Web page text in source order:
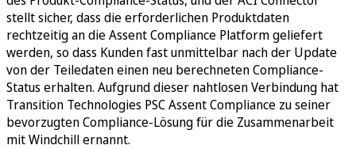
stellt sicher, dass die erforderlichen Produktdaten
rechtzeitig an die Assent Compliance Platform geliefert
werden, so dass Kunden fast unmittelbar nach der Update
von der Teiledaten einen neu berechneten Compliance-
Status erhalten. Aufgrund dieser nahtlosen Verbindung hat
Transition Technologies PSC Assent Compliance zu seiner
bevorzugten Compliance-Lösung für die Zusammenarbeit
mit Windchill ernannt.